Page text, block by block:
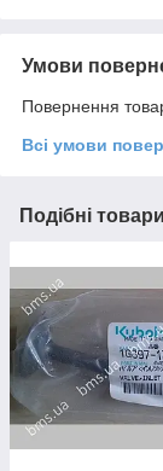
Умови
Повернення
Всі умови
Подібні